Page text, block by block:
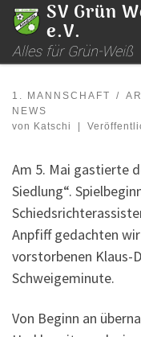
Zum Inhalt springen
SV Grün
e.V.
Alles für Grün-Weiß
1. MANNSCHAFT
NEWS
von Katschi
Am 5. Mai gastierte
Siedlung“.
Anpfiff gedachten
vorstorbenen Klaus-
Schweigeminute.
Von Beginn an